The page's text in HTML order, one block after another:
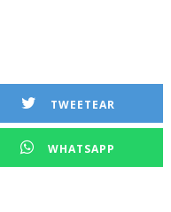
TWEETEAR
WHATSAPP